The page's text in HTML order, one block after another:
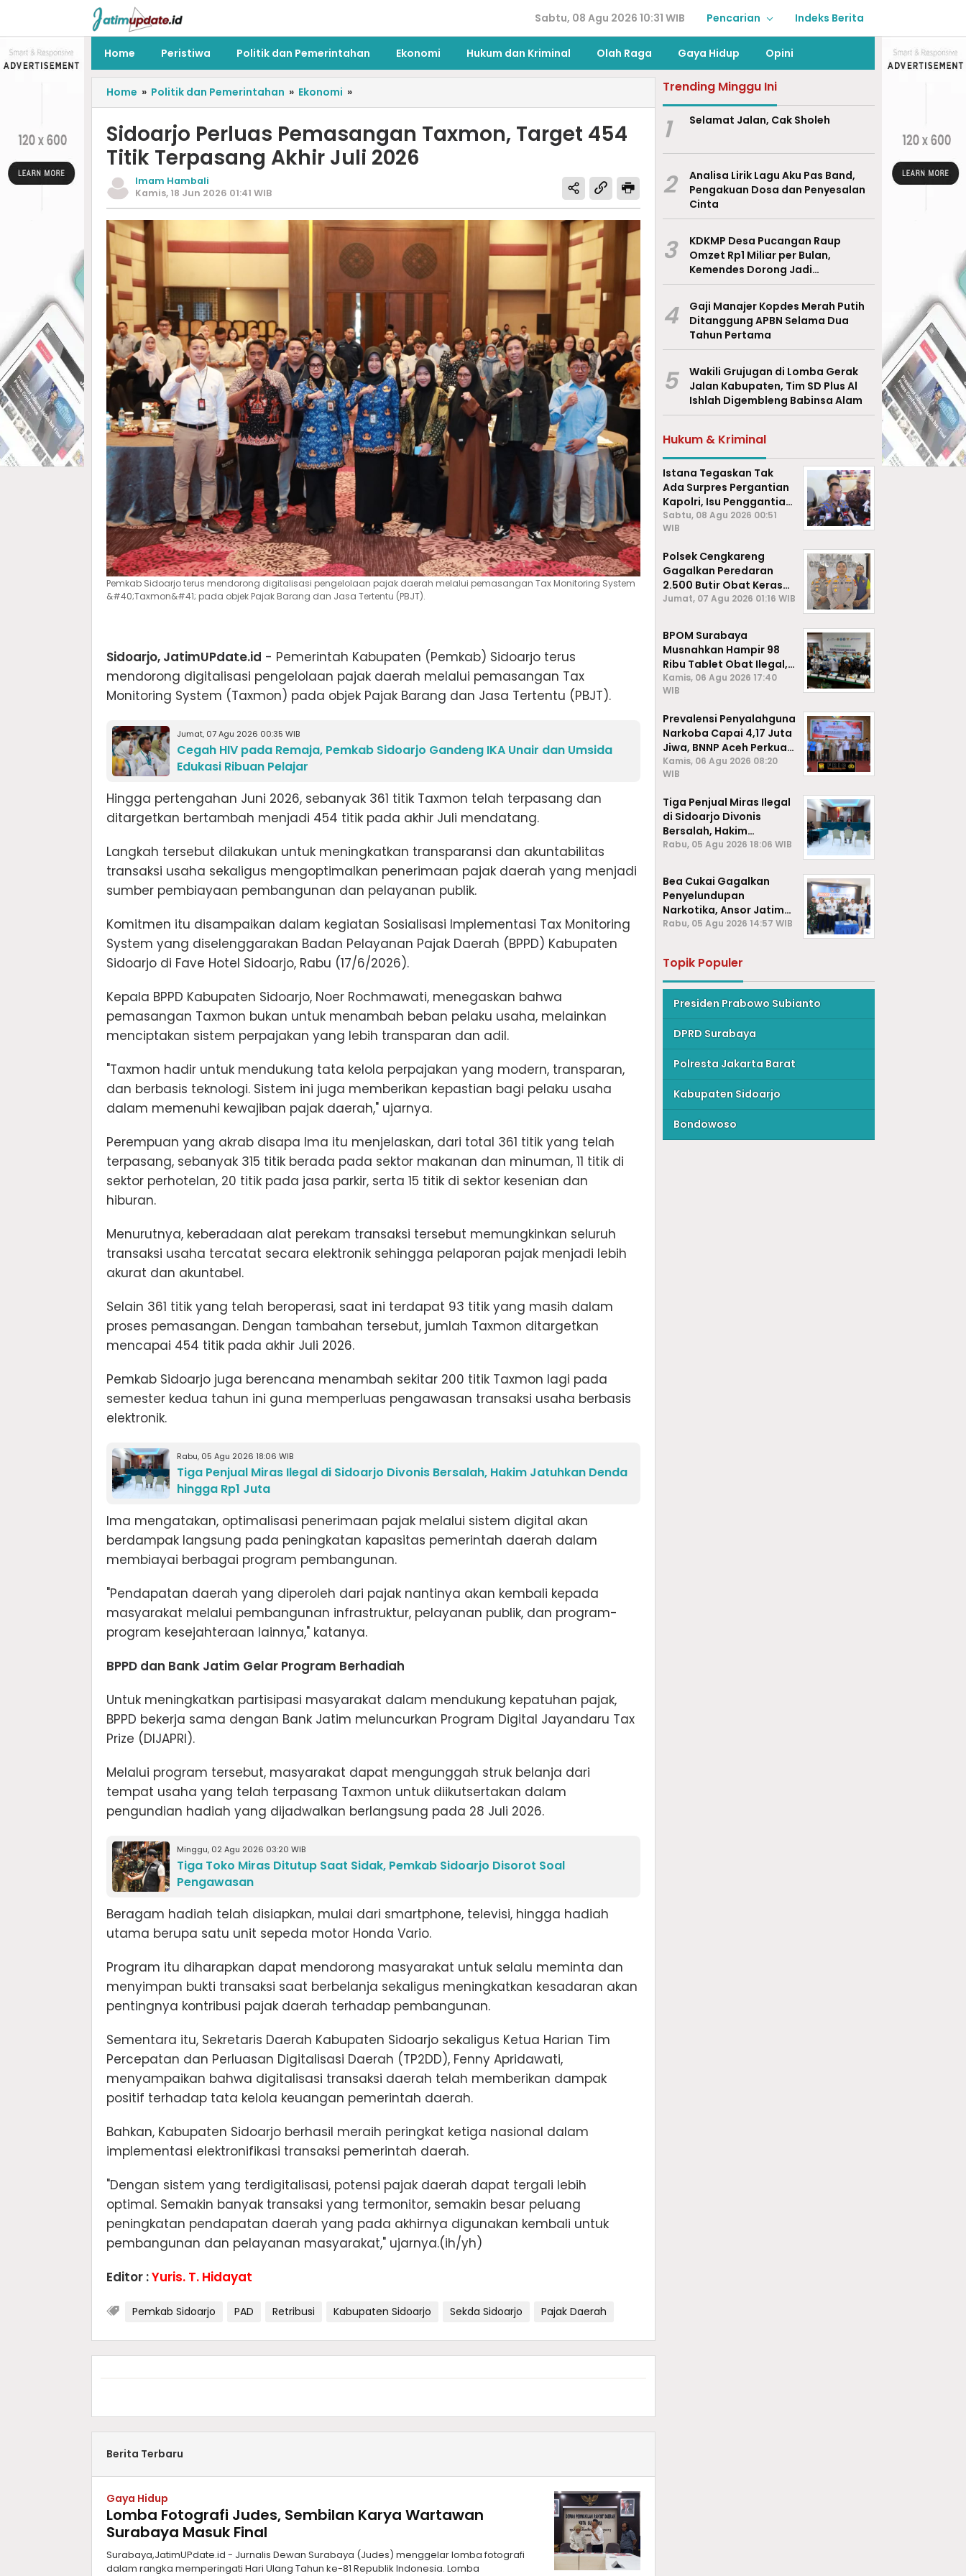
Sabtu, 08 Agu 2026 10:31 WIB Pencarian Indeks Berita
Home Peristiwa Politik dan Pemerintahan Ekonomi Hukum dan Kriminal Olah Raga Gaya Hidup Opini
Home » Politik dan Pemerintahan » Ekonomi »
Sidoarjo Perluas Pemasangan Taxmon, Target 454
Titik Terpasang Akhir Juli 2026
Imam Hambali
Kamis, 18 Jun 2026 01:41 WIB
Pemkab Sidoarjo terus mendorong digitalisasi pengelolaan pajak daerah melalui pemasangan Tax Monitoring System
&#40;Taxmon&#41; pada objek Pajak Barang dan Jasa Tertentu (PBJT).
Sidoarjo, JatimUPdate.id - Pemerintah Kabupaten (Pemkab) Sidoarjo terus
mendorong digitalisasi pengelolaan pajak daerah melalui pemasangan Tax
Monitoring System (Taxmon) pada objek Pajak Barang dan Jasa Tertentu (PBJT).
Jumat, 07 Agu 2026 00:35 WIB
Cegah HIV pada Remaja, Pemkab Sidoarjo Gandeng IKA Unair dan Umsida
Edukasi Ribuan Pelajar
Hingga pertengahan Juni 2026, sebanyak 361 titik Taxmon telah terpasang dan
ditargetkan bertambah menjadi 454 titik pada akhir Juli mendatang.
Langkah tersebut dilakukan untuk meningkatkan transparansi dan akuntabilitas
transaksi usaha sekaligus mengoptimalkan penerimaan pajak daerah yang menjadi
sumber pembiayaan pembangunan dan pelayanan publik.
Komitmen itu disampaikan dalam kegiatan Sosialisasi Implementasi Tax Monitoring
System yang diselenggarakan Badan Pelayanan Pajak Daerah (BPPD) Kabupaten
Sidoarjo di Fave Hotel Sidoarjo, Rabu (17/6/2026).
Kepala BPPD Kabupaten Sidoarjo, Noer Rochmawati, menegaskan bahwa
pemasangan Taxmon bukan untuk menambah beban pelaku usaha, melainkan
menciptakan sistem perpajakan yang lebih transparan dan adil.
"Taxmon hadir untuk mendukung tata kelola perpajakan yang modern, transparan,
dan berbasis teknologi. Sistem ini juga memberikan kepastian bagi pelaku usaha
dalam memenuhi kewajiban pajak daerah," ujarnya.
Perempuan yang akrab disapa Ima itu menjelaskan, dari total 361 titik yang telah
terpasang, sebanyak 315 titik berada pada sektor makanan dan minuman, 11 titik di
sektor perhotelan, 20 titik pada jasa parkir, serta 15 titik di sektor kesenian dan
hiburan.
Menurutnya, keberadaan alat perekam transaksi tersebut memungkinkan seluruh
transaksi usaha tercatat secara elektronik sehingga pelaporan pajak menjadi lebih
akurat dan akuntabel.
Selain 361 titik yang telah beroperasi, saat ini terdapat 93 titik yang masih dalam
proses pemasangan. Dengan tambahan tersebut, jumlah Taxmon ditargetkan
mencapai 454 titik pada akhir Juli 2026.
Pemkab Sidoarjo juga berencana menambah sekitar 200 titik Taxmon lagi pada
semester kedua tahun ini guna memperluas pengawasan transaksi usaha berbasis
elektronik.
Rabu, 05 Agu 2026 18:06 WIB
Tiga Penjual Miras Ilegal di Sidoarjo Divonis Bersalah, Hakim Jatuhkan Denda
hingga Rp1 Juta
Ima mengatakan, optimalisasi penerimaan pajak melalui sistem digital akan
berdampak langsung pada peningkatan kapasitas pemerintah daerah dalam
membiayai berbagai program pembangunan.
"Pendapatan daerah yang diperoleh dari pajak nantinya akan kembali kepada
masyarakat melalui pembangunan infrastruktur, pelayanan publik, dan program-
program kesejahteraan lainnya," katanya.
BPPD dan Bank Jatim Gelar Program Berhadiah
Untuk meningkatkan partisipasi masyarakat dalam mendukung kepatuhan pajak,
BPPD bekerja sama dengan Bank Jatim meluncurkan Program Digital Jayandaru Tax
Prize (DIJAPRI).
Melalui program tersebut, masyarakat dapat mengunggah struk belanja dari
tempat usaha yang telah terpasang Taxmon untuk diikutsertakan dalam
pengundian hadiah yang dijadwalkan berlangsung pada 28 Juli 2026.
Minggu, 02 Agu 2026 03:20 WIB
Tiga Toko Miras Ditutup Saat Sidak, Pemkab Sidoarjo Disorot Soal
Pengawasan
Beragam hadiah telah disiapkan, mulai dari smartphone, televisi, hingga hadiah
utama berupa satu unit sepeda motor Honda Vario.
Program itu diharapkan dapat mendorong masyarakat untuk selalu meminta dan
menyimpan bukti transaksi saat berbelanja sekaligus meningkatkan kesadaran akan
pentingnya kontribusi pajak daerah terhadap pembangunan.
Sementara itu, Sekretaris Daerah Kabupaten Sidoarjo sekaligus Ketua Harian Tim
Percepatan dan Perluasan Digitalisasi Daerah (TP2DD), Fenny Apridawati,
menyampaikan bahwa digitalisasi transaksi daerah telah memberikan dampak
positif terhadap tata kelola keuangan pemerintah daerah.
Bahkan, Kabupaten Sidoarjo berhasil meraih peringkat ketiga nasional dalam
implementasi elektronifikasi transaksi pemerintah daerah.
"Dengan sistem yang terdigitalisasi, potensi pajak daerah dapat tergali lebih
optimal. Semakin banyak transaksi yang termonitor, semakin besar peluang
peningkatan pendapatan daerah yang pada akhirnya digunakan kembali untuk
pembangunan dan pelayanan masyarakat," ujarnya.(ih/yh)
Editor :Yuris. T. Hidayat
Pemkab Sidoarjo PAD Retribusi Kabupaten Sidoarjo Sekda Sidoarjo Pajak Daerah
Berita Terbaru
Gaya Hidup
Lomba Fotografi Judes, Sembilan Karya Wartawan
Surabaya Masuk Final
Surabaya,JatimUPdate.id - Jurnalis Dewan Surabaya (Judes) menggelar lomba fotografi
dalam rangka memperingati Hari Ulang Tahun ke-81 Republik Indonesia. Lomba
Trending Minggu Ini
1 Selamat Jalan, Cak Sholeh
2
Analisa Lirik Lagu Aku Pas Band,
Pengakuan Dosa dan Penyesalan
Cinta
3
KDKMP Desa Pucangan Raup
Omzet Rp1 Miliar per Bulan,
Kemendes Dorong Jadi
Percontohan Nasional
4
Gaji Manajer Kopdes Merah Putih
Ditanggung APBN Selama Dua
Tahun Pertama
5
Wakili Grujugan di Lomba Gerak
Jalan Kabupaten, Tim SD Plus Al
Ishlah Digembleng Babinsa Alam
Hukum & Kriminal
Istana Tegaskan Tak
Ada Surpres Pergantian
Kapolri, Isu Penggantian
Listyo Sigit Dipastikan
Hoaks
Sabtu, 08 Agu 2026 00:51
WIB
Polsek Cengkareng
Gagalkan Peredaran
2.500 Butir Obat Keras
Daftar G, Satu Pengedar
Jumat, 07 Agu 2026 01:16 WIB
BPOM Surabaya
Musnahkan Hampir 98
Ribu Tablet Obat Ilegal,
Cegah Penyalahgunaan
di Kalangan Pelajar
Kamis, 06 Agu 2026 17:40
WIB
Prevalensi Penyalahguna
Narkoba Capai 4,17 Juta
Jiwa, BNNP Aceh Perkuat
P4GN di Subulussalam
Kamis, 06 Agu 2026 08:20
WIB
Tiga Penjual Miras Ilegal
di Sidoarjo Divonis
Bersalah, Hakim
Jatuhkan Denda hingga
Rabu, 05 Agu 2026 18:06 WIB
Bea Cukai Gagalkan
Penyelundupan
Narkotika, Ansor Jatim
Negara Tak Kalah dari
Rabu, 05 Agu 2026 14:57 WIB
Topik Populer
Presiden Prabowo Subianto
DPRD Surabaya
Polresta Jakarta Barat
Kabupaten Sidoarjo
Bondowoso